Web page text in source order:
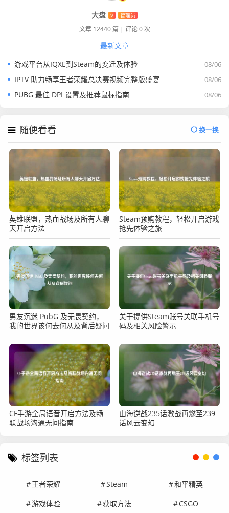
大盘 V 管理员
文章 12440 篇 | 评论 0 次
最新文章
08/06
游戏平台从IQXE到Steam的变迁及体验
08/06
IPTV 助力畅享王者荣耀总决赛视频完整版盛宴
08/06
PUBG 最佳 DPI 设置及推荐鼠标指南
随便看看 换一换
英雄联盟，热血战场及所有人聊
天开启方法
Steam预购教程，轻松开启游戏
抢先体验之旅
男友沉迷 PubG 及无畏契约，
我的世界该何去何从及背后疑问
关于提供Steam账号关联手机号
码及相关风险警示
CF手游全局语音开启方法及畅
联战场沟通无间指南
山海逆战235话激战再燃至239
话风云变幻
标签列表
王者荣耀 Steam
和平精英
游戏体验
获取方法 CSGO